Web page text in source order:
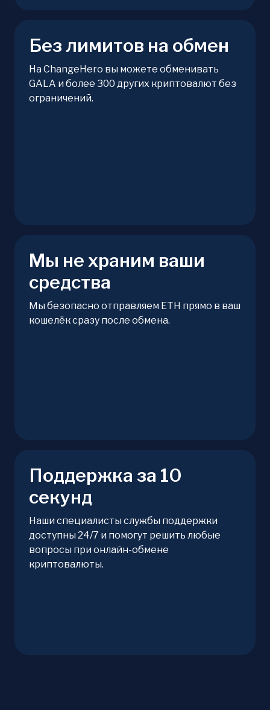
Без лимитов на обмен
На ChangeHero вы можете обменивать
GALA и более 300 других криптовалют без
ограничений.
Мы не храним ваши
средства
Мы безопасно отправляем ETH прямо в ваш
кошелёк сразу после обмена.
Поддержка за 10
секунд
Наши специалисты службы поддержки
доступны 24/7 и помогут решить любые
вопросы при онлайн-обмене
криптовалюты.